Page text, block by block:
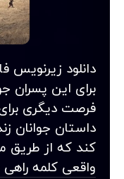
برای این پسران
داستان جوانان
کند که از طریق
واقعی کلمه راهی